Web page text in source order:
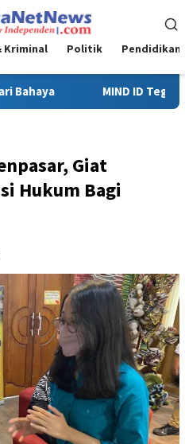
Kriminal Politik Pendidikan
Penuh Bagi PT Vale di
Giat
Hukum Bagi